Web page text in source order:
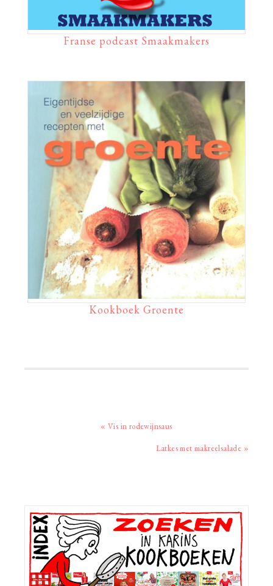
Franse podcast Smaakmakers
Kookboek Groente
Vorig
« Vis in rodewijnsaus
Volgend
Latkes met makreelsalade »
Primaire
Sidebar